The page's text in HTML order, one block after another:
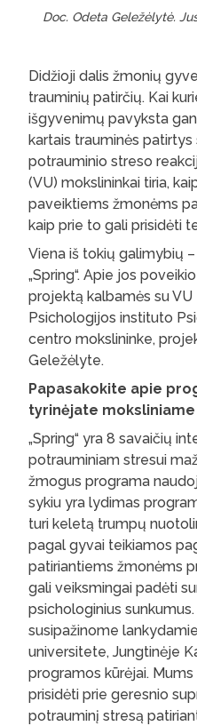
Doc. Odeta Geležėlytė.
Didžioji dalis žmonių
trauminių patirčių. Kai
išgyvenimų pavyksta
kartais trauminės patirtys
potrauminio streso
(VU) mokslininkai tiria,
paveiktiems žmonėms
kaip prie to gali prisidėti
Viena iš tokių galimybių
„Spring“. Apie jos
projektą kalbamės su
Psichologijos instituto
centro mokslininke,
Geležėlyte.
Papasakokite apie
tyrinėjate
„Spring“ yra 8 savaičių
potrauminiam stresui
žmogus programa
sykiu yra lydimas
turi keletą trumpų
pagal gyvai teikiamos
patiriantiems žmonėms
gali veiksmingai padėti
psichologinius
susipažinome
universitete, Jungtinėje
programos kūrėjai.
prisidėti prie geresnio
potrauminį stresą